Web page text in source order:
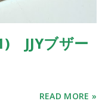
JJYブザー
READ MORE »